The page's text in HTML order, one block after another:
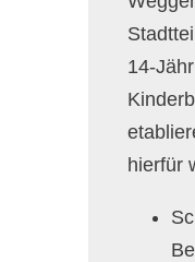
14-
hierfür